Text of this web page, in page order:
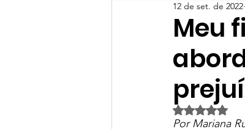
Ensino Fundamental
Colégio João Paulo I - JOPA
Colégio Itatiaia |
Meu
12 de set. de 2022
Avaliado
Por Mariana